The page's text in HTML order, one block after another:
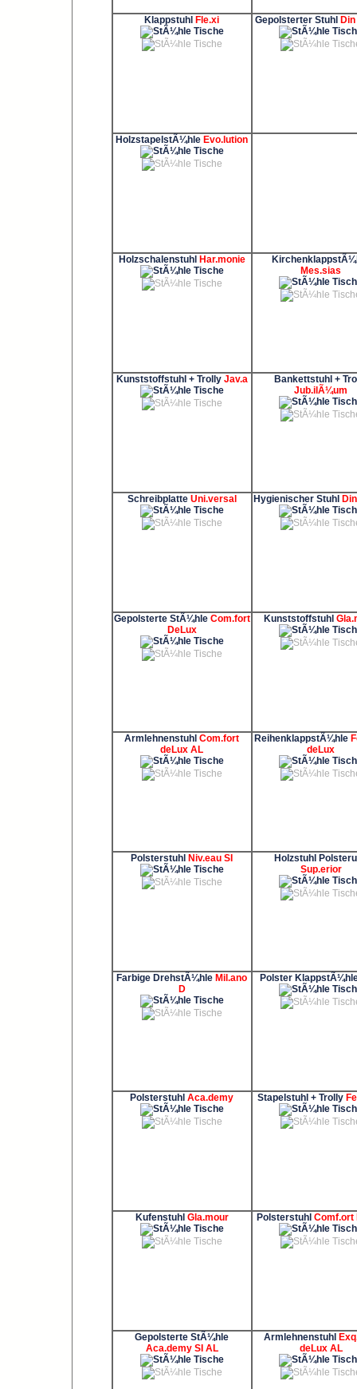
Klappstuhl Fle.xi Gepolsterter Stuhl
HolzstapelstÃ¼hle Evo.lution
Holzschalenstuhl Har.monie
Mes.sias
Kunststoffstuhl + Trolly Jav.a
Bankettstuhl +
Jub.ilÃ¼um
Schreibplatte Uni.versal Hygienischer Stuhl
Gepolsterte StÃ¼hle Com.fort
DeLux
Kunststoffstuhl
ArmlehnenstuhlCom.fort
deLux AL
ReihenklappstÃ¼hle
deLux
Polsterstuhl Niv.eau SI
Holzstuhl
Sup.erior
Farbige DrehstÃ¼hle Mil.ano
D
Polster
PolsterstuhlAca.demy Stapelstuhl + Trolly
Kufenstuhl Gla.mour Polsterstuhl Comf.ort
Gepolsterte StÃ¼hle
Aca.demy SI AL
Armlehnenstuhl
deLux AL